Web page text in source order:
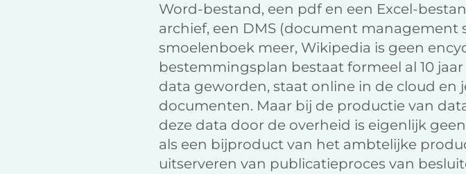
Word-bestand, een pdf en een Excel-
archief, een DMS (document management
smoelenboek meer, Wikipedia is geen
bestemmingsplan bestaat formeel al 10
data geworden, staat online in de cloud en
documenten. Maar bij de productie van
deze data door de overheid is eigenlijk
als een bijproduct van het ambtelijke
uitserveren van publicatieproces van